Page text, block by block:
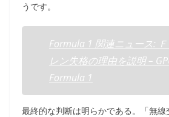
うです。
Formula 1 関連ニュース:
レン失格の理由を説明 –
Formula 1
最終的な判断は明らかである。「無線